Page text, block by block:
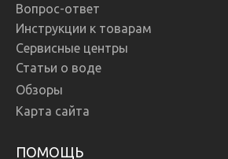
Вопрос-ответ
Инструкции к товарам
Сервисные центры
Статьи о воде
Обзоры
Карта сайта
ПОМОЩЬ